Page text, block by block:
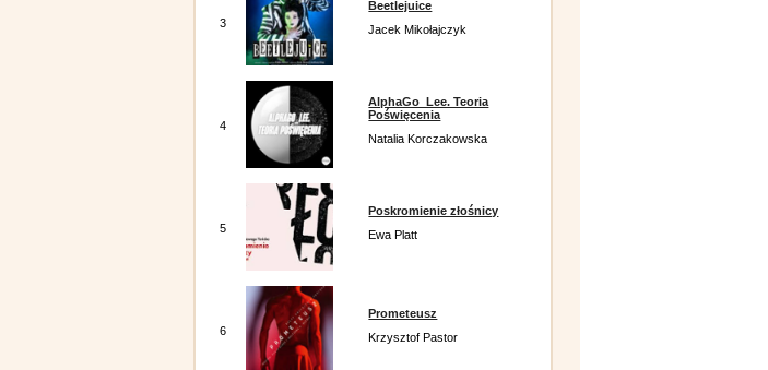
3
Beetlejuice
Jacek Mikołajczyk
4
AlphaGo_Lee. Teoria
Poświęcenia
Natalia Korczakowska
5
Poskromienie złośnicy
Ewa Platt
6
Prometeusz
Krzysztof Pastor